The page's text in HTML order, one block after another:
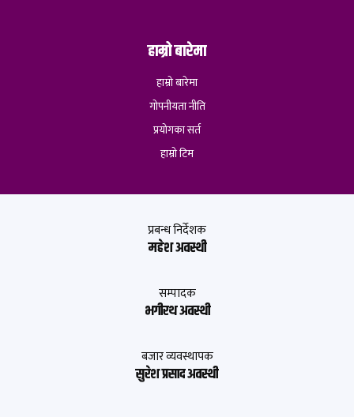
हाम्रो बारेमा
हाम्रो बारेमा
गोपनीयता नीति
प्रयोगका सर्त
हाम्रो टिम
प्रबन्ध निर्देशक
महेश अवस्थी
सम्पादक
भगीरथ अवस्थी
बजार व्यवस्थापक
सुरेश प्रसाद अवस्थी